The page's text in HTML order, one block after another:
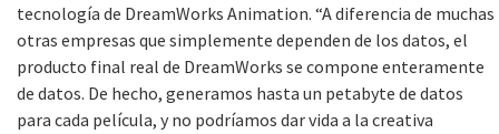
tecnología de DreamWorks Animation. “A diferencia de muchas
otras empresas que simplemente dependen de los datos, el
producto final real de DreamWorks se compone enteramente
de datos. De hecho, generamos hasta un petabyte de datos
para cada película, y no podríamos dar vida a la creativa